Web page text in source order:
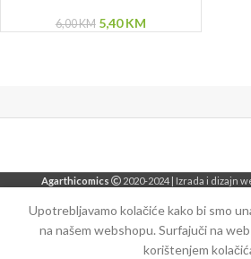
6,00KM Original
5,40KMCurrent
Agarthicomics 2020-2024 | Izrada i dizajn
Upotrebljavamo kolačiće kako bi smo
na našem webshopu. Surfajuči na
korištenjem